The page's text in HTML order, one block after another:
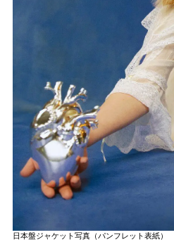
日本盤ジャケット写真（パンフレット表紙）